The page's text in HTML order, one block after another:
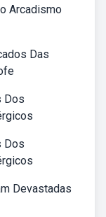
Arcadismo
Das
Dos
Dos
Devastadas